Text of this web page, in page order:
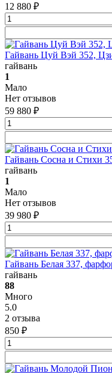
12 880 ₽
Гайвань Цуй Вэй 352,
гайвань
1
Мало
Нет отзывов
59 880 ₽
Гайвань Сосна и Стихи
гайвань
1
Мало
Нет отзывов
39 980 ₽
Гайвань Белая 337,
гайвань
88
Много
5.0
2 отзыва
850 ₽